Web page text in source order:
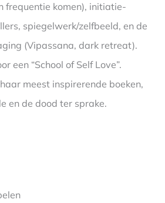
frequentie komen), initiatie-
spiegelwerk/zelfbeeld, en de
(Vipassana, dark retreat).
een “School of Self Love”.
meest inspirerende boeken,
en de dood ter sprake.